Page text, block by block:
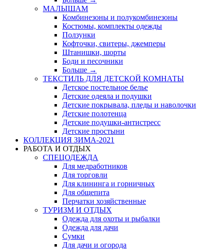
МАЛЫШАМ
Комбинезоны и полукомбинезоны
Костюмы, комплекты одежды
Ползунки
Кофточки, свитеры, джемперы
Штанишки, шорты
Боди и песочники
Больше →
ТЕКСТИЛЬ ДЛЯ ДЕТСКОЙ КОМНАТЫ
Детское постельное белье
Детские одеяла и подушки
Детские покрывала, пледы и наволочки
Детские полотенца
Детские подушки-антистресс
Детские простыни
КОЛЛЕКЦИЯ ЗИМА-2021
РАБОТА И ОТДЫХ
СПЕЦОДЕЖДА
Для медработников
Для торговли
Для клининга и горничных
Для общепита
Перчатки хозяйственные
ТУРИЗМ И ОТДЫХ
Одежда для охоты и рыбалки
Одежда для дачи
Сумки
Для дачи и огорода